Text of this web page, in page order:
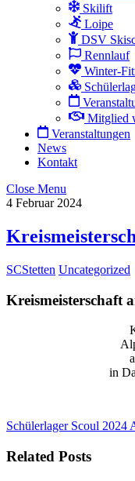
Skilift
Loipe
DSV
Rennlauf
Winter-
Mitglied
Veranstaltungen
News
Kontakt
Close Menu
4 Februar 2024
SCStetten Uncategorized
Kreismeisterschaft
in
Schülerlager Scoul 2024
Related Posts